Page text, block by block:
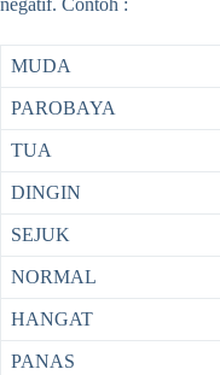
negatif. Contoh :
MUDA
PAROBAYA
TUA
DINGIN
SEJUK
NORMAL
HANGAT
PANAS